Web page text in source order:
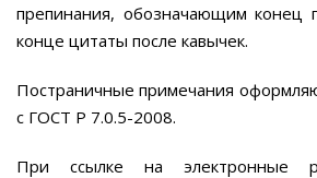
препинания, обозначающим конец
конце цитаты после кавычек.
Постраничные примечания
с ГОСТ Р 7.0.5-2008.
При ссылке на электронные